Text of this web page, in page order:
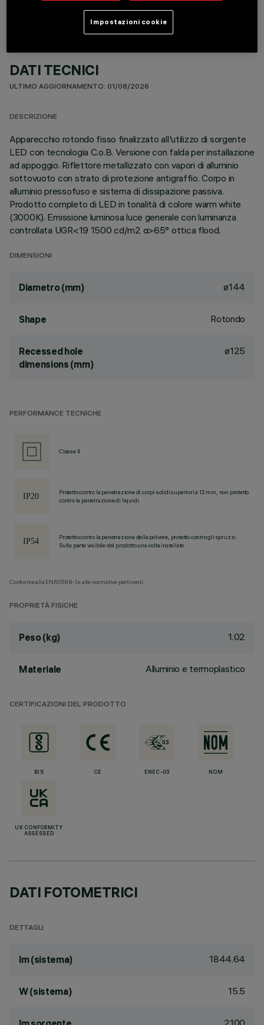
DATI TECNICI
ULTIMO AGGIORNAMENTO: 01/08/2026
DESCRIZIONE
Apparecchio rotondo fisso finalizzato all'utilizzo di sorgente
LED con tecnologia C.o.B. Versione con falda per installazione
ad appoggio. Riflettore metallizzato con vapori di alluminio
sottovuoto con strato di protezione antigraffio. Corpo in
alluminio pressofuso e sistema di dissipazione passiva.
Prodotto completo di LED in tonalità di colore warm white
(3000K). Emissione luminosa luce generale con luminanza
controllata UGR<19 1500 cd/m2 α>65° ottica flood.
DIMENSIONI
Diametro (mm) ø144
Shape Rotondo
Recessed hole
dimensions (mm)
ø125
PERFORMANCE TECNICHE
Classe II
Protetto contro la penetrazione di corpi solidi superiori a 12 mm, non protetto
contro la penetrazione di liquidi.
Protetto contro la penetrazione della polvere, protetto contro gli spruzzi.
Sulla parte visibile del prodotto una volta installato
Conforme alla EN60598-1 e alle normative pertinenti.
PROPRIETÀ FISICHE
Peso (kg) 1.02
Materiale Alluminio e termoplastico
CERTIFICAZIONI DEL PRODOTTO
BIS CE ENEC-03 NOM
UK CONFORMITY
ASSESSED
DATI FOTOMETRICI
DETTAGLI
lm (sistema) 1844.64
W (sistema) 15.5
2100
Impostazioni cookie